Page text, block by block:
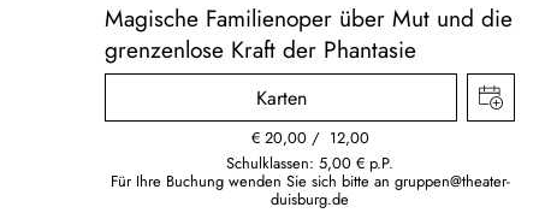
Magische Familienoper über Mut und die
grenzenlose Kraft der Phantasie
Karten
€ 20,00
12,00
Schulklassen: 5,00 € p.P.
Für Ihre Buchung wenden Sie sich bitte an gruppen@theater-
duisburg.de